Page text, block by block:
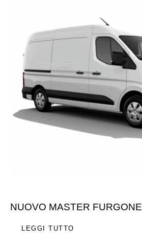
NUOVO MASTER FURGONE
LEGGI TUTTO